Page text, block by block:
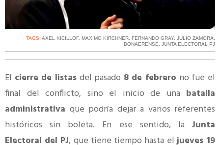
TAGS: AXEL KICILLOF, MAXIMO KIRCHNER, FERNANDO GRAY, JULIO ZAMORA,
BONAERENSE, JUNTA ELECTORAL PJ
El cierre de listasdel pasado 8 de febrero no fue el
final del conflicto, sino el inicio de una batalla
administrativa que podría dejar a varios referentes
históricos sin boleta. En ese sentido, la Junta
Electoral del PJ, que tiene tiempo hasta eljueves 19